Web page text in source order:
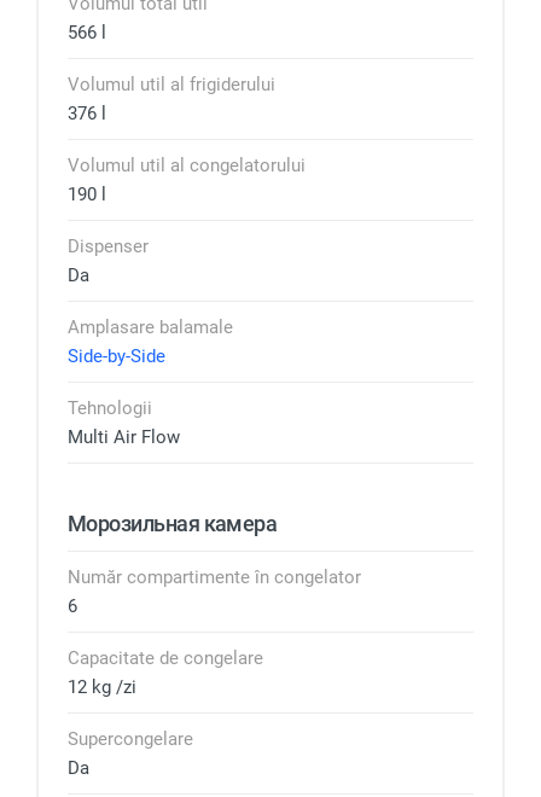
566 l
Volumul util al frigiderului
376 l
Volumul util al congelatorului
190 l
Dispenser
Da
Amplasare balamale
Side-by-Side
Tehnologii
Multi Air Flow
Морозильная камера
Număr compartimente în congelator
6
Capacitate de congelare
12 kg /zi
Supercongelare
Da